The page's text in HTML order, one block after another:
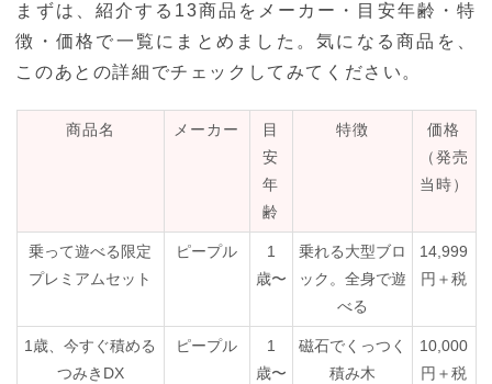
まずは、紹介する13商品をメーカー・目安年齢・特
徴・価格で一覧にまとめました。気になる商品を、
このあとの詳細でチェックしてみてください。
商品名 メーカー
目
安
年
齢
特徴
価格
（発売
当時）
乗って遊べる限定
プレミアムセット
ピープル
1
歳〜
乗れる大型ブロ
ック。全身で遊
べる
14,999
円＋税
1歳、今すぐ積める
つみきDX
ピープル
1
歳〜
磁石でくっつく
積み木
10,000
円＋税